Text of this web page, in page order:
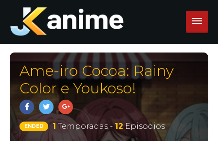
Ame-iro Cocoa: Rainy
Color e Youkoso!
ENDED 1 Temporadas -12 Episodios